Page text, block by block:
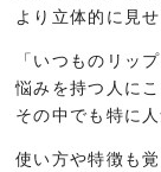
より立体的に見
「いつものリッ
悩みを持つ人に
その中でも特に
使い方や特徴も